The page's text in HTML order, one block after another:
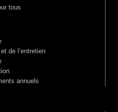
tous
de l’entretien
annuels